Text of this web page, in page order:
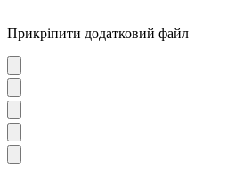
Прикріпити додатковий файл